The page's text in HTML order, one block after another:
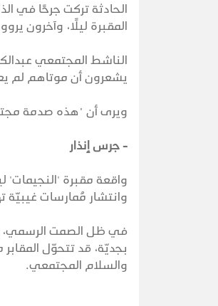
الحادثة تركت جرحًا في
المقبرة ليلًا، وآخرون
الناشط المجتمعي
يشعرون أن موتاهم لم
ويرى أن "هذه صدمة
- جرس إنذار
واقعة مقبرة
وانتشار مُمارسات غيبيّة
في ظل الصمت الرسمي،
بجديّة، قد تتحوّل
والسلام المجتمعي.